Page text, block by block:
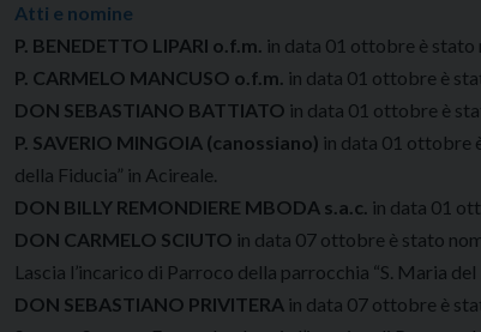
Atti e nomine
P. BENEDETTO LIPARI o.f.m. in data 01 ottobre è stato
P. CARMELO MANCUSO o.f.m. in data 01 ottobre è
DON SEBASTIANO BATTIATO in data 01 ottobre è
P. SAVERIO MINGOIA (canossiano) in data 01 ottobre
della Fiducia” in Acireale.
DON BILLY REMONDIERE MBODA s.a.c. in data 01
DON CARMELO SCIUTO in data 07 ottobre è stato
Lascia l’incarico di Parroco della parrocchia “S. Maria
DON SEBASTIANO PRIVITERA in data 07 ottobre è